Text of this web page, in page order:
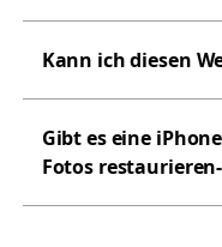
Kann ich diesen
Gibt es eine
Fotos